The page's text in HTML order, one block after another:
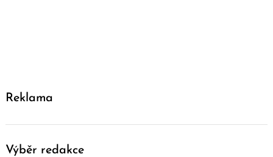
Reklama
Výběr redakce